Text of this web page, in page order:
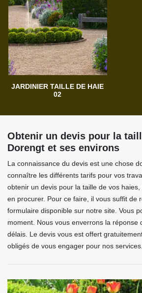
JARDINIER TAILLE DE HAIE
02
Obtenir un devis pour la
Dorengt et ses environs
La connaissance du devis est une chose
connaître les différents tarifs pour vos
obtenir un devis pour la taille de vos
en procurer. Pour ce faire, il vous suffit de
formulaire disponible sur notre site. Vous
moment. Nous vous enverrons la réponse
délais. Le devis vous est offert
obligés de vous engager pour nos services.